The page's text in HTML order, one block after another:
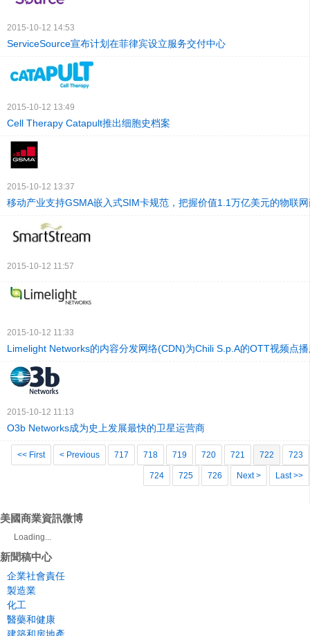
2015-10-12 14:53
ServiceSource宣布计划在菲律宾设立服务交付中心
2015-10-12 13:49
Cell Therapy Catapult推出细胞史档案
2015-10-12 13:37
移动产业支持GSMA嵌入式SIM卡规范，把握价值1.1万亿美元的物联
2015-10-12 11:57
2015-10-12 11:33
Limelight Networks的内容分发网络(CDN)为Chili S.p.A的OTT视频点
2015-10-12 11:13
O3b Networks成为史上发展最快的卫星运营商
<< First < Previous 717 718 719 720 721 722 723
724 725 726 Next > Last >>
美國商業資訊微博
Loading...
新聞稿中心
企業社會責任
製造業
化工
醫藥和健康